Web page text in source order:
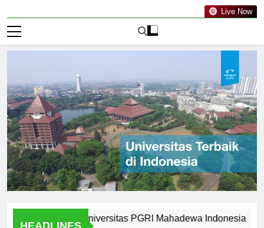
Live Now
HEADLINES
at Universitas PGRI Mahadewa Indonesia